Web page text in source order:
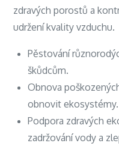
zdravých porostů a
udržení kvality vzduchu.
Pěstování
škůdcům.
Obnova
obnovit ekosystémy.
Podpora zdravých
zadržování vody a